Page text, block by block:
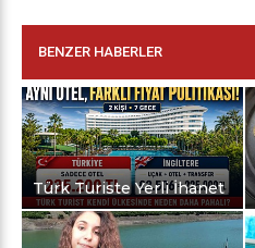
BENZER HABERLER
Türk Turiste Yerli İhanet